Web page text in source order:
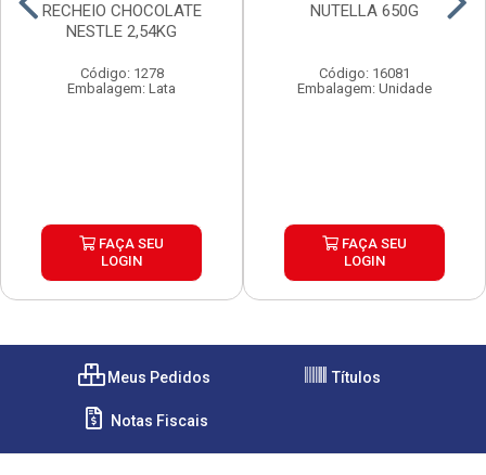
RECHEIO CHOCOLATE
NESTLE 2,54KG
Código: 1278
Embalagem: Lata
FAÇA SEU
LOGIN
NUTELLA 650G
Código: 16081
Embalagem: Unidade
FAÇA SEU
LOGIN
Meus Pedidos Títulos
Notas Fiscais